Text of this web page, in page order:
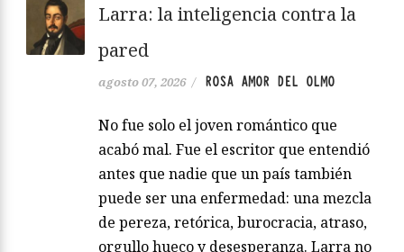
Larra: la inteligencia contra la
pared
agosto 07, 2026 / ROSA AMOR DEL OLMO
No fue solo el joven romántico que
acabó mal. Fue el escritor que entendió
antes que nadie que un país también
puede ser una enfermedad: una mezcla
de pereza, retórica, burocracia, atraso,
orgullo hueco y desesperanza. Larra no